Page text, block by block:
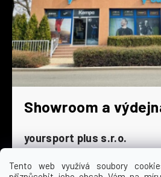
Tento web využívá soubory
Showroom a
yoursport plus s.r.o.
Dyjská 845/4
196 00 Praha 9 - Čakovice